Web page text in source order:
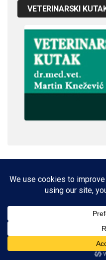
VETERINARSKI
IMPRESSUM